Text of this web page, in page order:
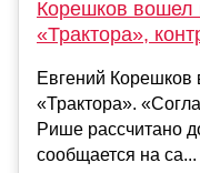
Корешков вошел
«Трактора»,
Евгений Корешков
«Трактора».
Рише рассчитано
сообщается на са...